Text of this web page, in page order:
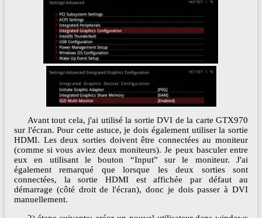
Avant tout cela, j'ai utilisé la sortie DVI de la carte GTX970
sur l'écran. Pour cette astuce, je dois également utiliser la sortie
HDMI. Les deux sorties doivent être connectées au moniteur
(comme si vous aviez deux moniteurs). Je peux basculer entre
eux en utilisant le bouton “Input” sur le moniteur. J'ai
également remarqué que lorsque les deux sorties sont
connectées, la sortie HDMI est affichée par défaut au
démarrage (côté droit de l'écran), donc je dois passer à DVI
manuellement.